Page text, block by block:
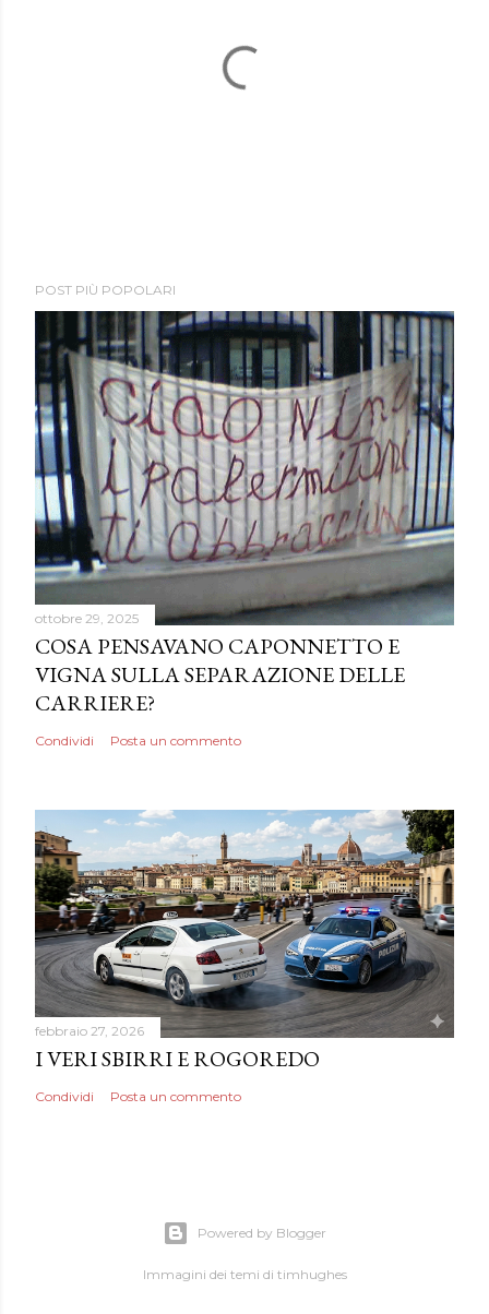
o
t
a
u
n
c
o
m
m
e
n
t
o
POST PIÙ POPOLARI
ottobre 29, 2025
COSA PENSAVANO CAPONNETTO E
VIGNA SULLA SEPARAZIONE DELLE
CARRIERE?
Condividi Posta un commento
febbraio 27, 2026
I VERI SBIRRI E ROGOREDO
Condividi Posta un commento
Powered by Blogger
Immagini dei temi di timhughes